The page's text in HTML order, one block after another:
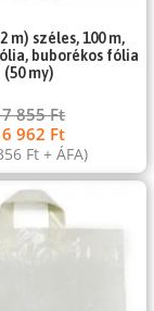
m) széles, 100 m,
buborékos fólia
(50 my)
855Ft
962 Ft
Ft + ÁFA)